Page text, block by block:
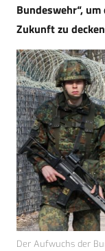
Bundeswehr“,
Zukunft zu
Der Aufwuchs der